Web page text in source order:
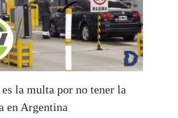
la multa por no tener la
en Argentina